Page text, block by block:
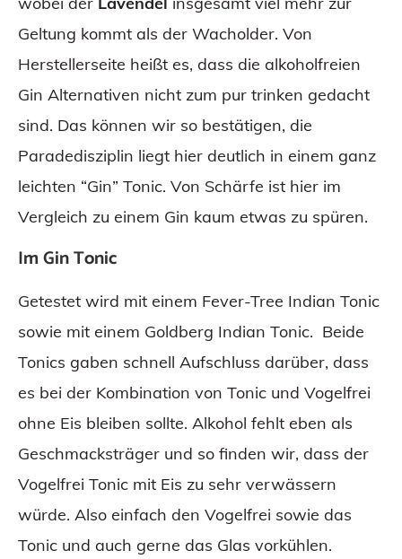
Geltung kommt als der Wacholder. Von
Herstellerseite heißt es, dass die alkoholfreien
Gin Alternativen nicht zum pur trinken gedacht
sind. Das können wir so bestätigen, die
Paradedisziplin liegt hier deutlich in einem ganz
leichten “Gin” Tonic. Von Schärfe ist hier im
Vergleich zu einem Gin kaum etwas zu spüren.
Im Gin Tonic
Getestet wird mit einem Fever-Tree Indian Tonic
sowie mit einem Goldberg Indian Tonic. Beide
Tonics gaben schnell Aufschluss darüber, dass
es bei der Kombination von Tonic und Vogelfrei
ohne Eis bleiben sollte. Alkohol fehlt eben als
Geschmacksträger und so finden wir, dass der
Vogelfrei Tonic mit Eis zu sehr verwässern
würde. Also einfach den Vogelfrei sowie das
Tonic und auch gerne das Glas vorkühlen.